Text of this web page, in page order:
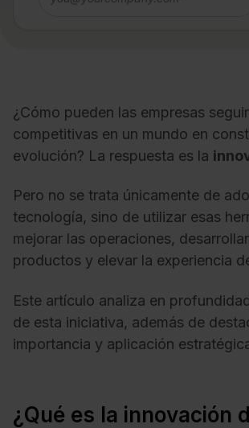
¿Cómo pueden las empresas
competitivas en un mundo en
evolución? La respuesta es la
Pero no se trata únicamente de
tecnología, sino de utilizar esas
mejorar las operaciones,
productos y elevar la experiencia
Este artículo analiza en
de esta iniciativa, además de
importancia y aplicación
¿Qué es la innovación